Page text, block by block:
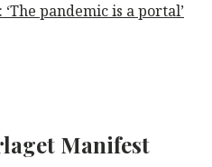
pandemic is a portal’
Manifest